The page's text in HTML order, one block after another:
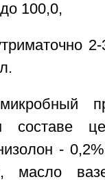
100,0,
составе
-
масло